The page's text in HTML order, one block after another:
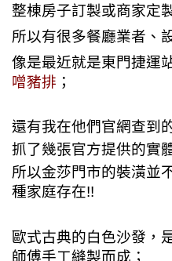
整棟房子訂製或商家定
所以有很多餐廳業者、
像是最近就是東門捷運
噌豬排 ；
還有我在他們官網查到
抓了幾張官方提供的實
所以金莎門市的裝潢並
種家庭存在!!
歐式古典的白色沙發，
師傅手工縫製而成；